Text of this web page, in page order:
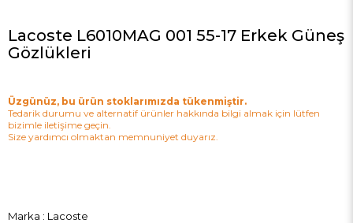
Lacoste L6010MAG 001 55-17 Erkek Güneş
Gözlükleri
Üzgünüz, bu ürün stoklarımızda tükenmiştir.
Tedarik durumu ve alternatif ürünler hakkında bilgi almak için lütfen
bizimle iletişime geçin.
Size yardımcı olmaktan memnuniyet duyarız.
Marka : Lacoste